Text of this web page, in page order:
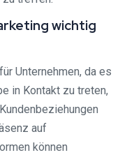
wichtig
Unternehmen, da es
in Kontakt zu treten,
auf
können